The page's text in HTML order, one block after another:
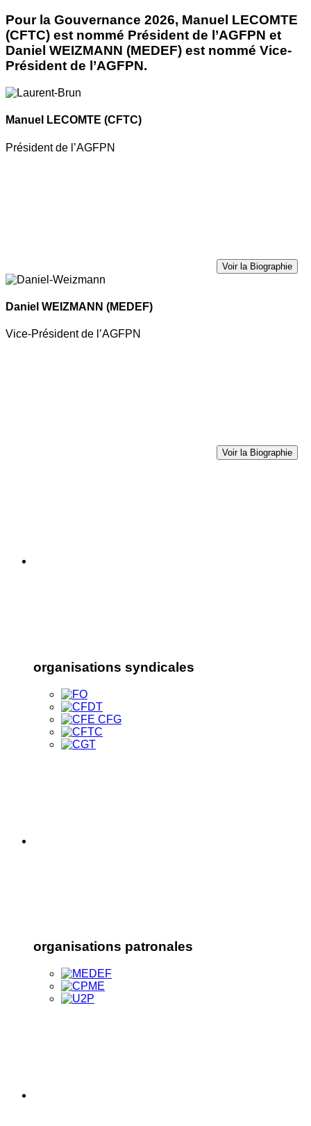
Pour la Gouvernance 2026, Manuel LECOMTE
(CFTC) est nommé Président de l’AGFPN et
Daniel WEIZMANN (MEDEF) est nommé Vice-
Président de l’AGFPN.
Manuel LECOMTE (CFTC)
Président de l’AGFPN
Voir la Biographie
Daniel WEIZMANN (MEDEF)
Vice-Président de l’AGFPN
Voir la Biographie
organisations syndicales
organisations patronales